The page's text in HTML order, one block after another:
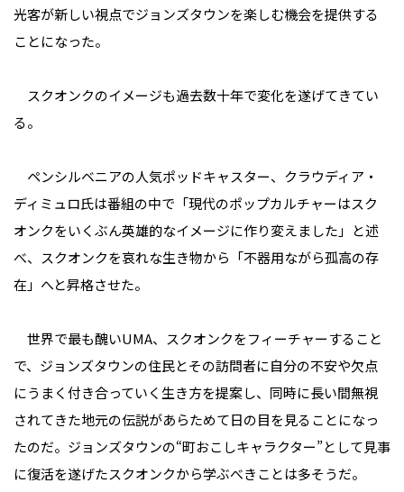
光客が新しい視点でジョンズタウンを楽しむ機会を提供する
ことになった。
スクオンクのイメージも過去数十年で変化を遂げてきてい
る。
ペンシルベニアの人気ポッドキャスター、クラウディア・
ディミュロ氏は番組の中で「現代のポップカルチャーはスク
オンクをいくぶん英雄的なイメージに作り変えました」と述
べ、スクオンクを哀れな生き物から「不器用ながら孤高の存
在」へと昇格させた。
世界で最も醜いUMA、スクオンクをフィーチャーすること
で、ジョンズタウンの住民とその訪問者に自分の不安や欠点
にうまく付き合っていく生き方を提案し、同時に長い間無視
されてきた地元の伝説があらためて日の目を見ることになっ
たのだ。ジョンズタウンの“町おこしキャラクター”として見事
に復活を遂げたスクオンクから学ぶべきことは多そうだ。